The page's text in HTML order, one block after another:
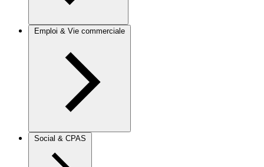
Emploi & Vie commerciale
Social & CPAS